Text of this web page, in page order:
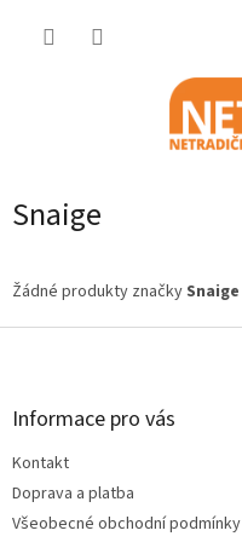
Snaige
Žádné produkty značkySnaige
Z
Informace pro vás
Kontakt
Doprava a platba
Všeobecné obchodní podmínky